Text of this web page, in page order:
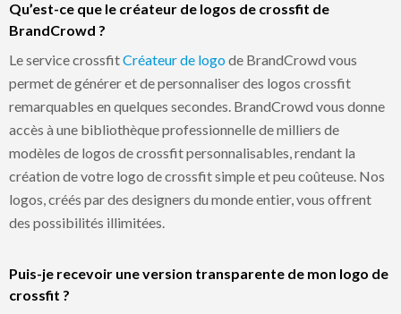
Qu’est-ce que le créateur de logos de crossfit de
BrandCrowd ?
Le service crossfitCréateur de logode BrandCrowd vous
permet de générer et de personnaliser des logos crossfit
remarquables en quelques secondes. BrandCrowd vous donne
accès à une bibliothèque professionnelle de milliers de
modèles de logos de crossfit personnalisables, rendant la
création de votre logo de crossfit simple et peu coûteuse. Nos
logos, créés par des designers du monde entier, vous offrent
des possibilités illimitées.
Puis-je recevoir une version transparente de mon logo de
crossfit ?